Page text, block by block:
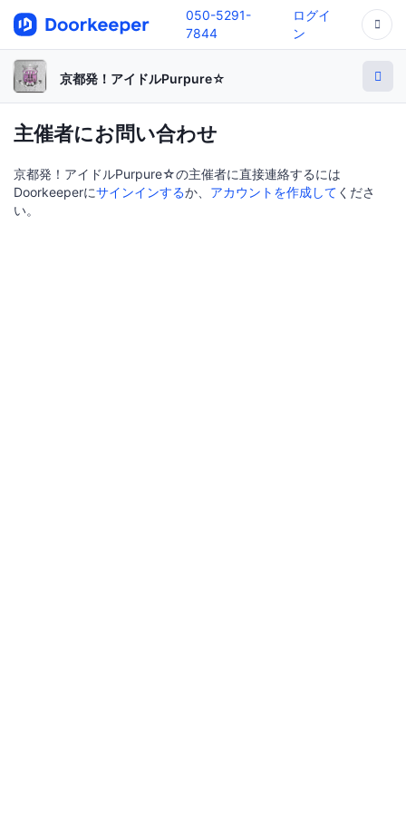
050-5291-
7844
ログイ
ン
京都発！アイドルPurpure☆
主催者にお問い合わせ
京都発！アイドルPurpure☆の主催者に直接連絡するには
Doorkeeperにサインインするか、 アカウントを作成して くださ
い。